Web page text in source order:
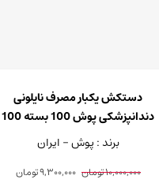
دستکش یکبار مصرف نایلونی
دندانپزشکی پوش 100 بسته 100
عددی
برند : پوش - ایران
10,000,000تومان قیمت
9,300,000تومانقیمت